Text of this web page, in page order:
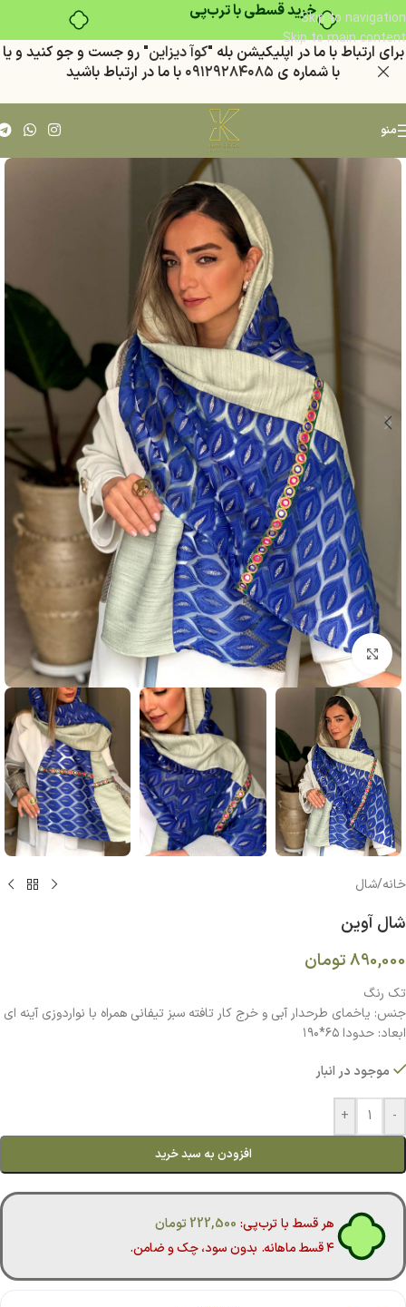
خرید قسطی با ترب‌پیSkip to navigation
Skip to main content
براي ارتباط با ما در اپليكيشن بله "كوآ ديزاين" رو جست و جو كنيد و يا
با شماره ي ٠٩١٢٩٢٨٤٠٨٥ با ما در ارتباط باشيد
منو
بزرگنمایی تصویر
خانه/شال
شال آوين
890,000تومان
تك رنگ
جنس: ياخماي طرحدار آبي و خرج كار تافته سبز تيفاني همراه با نواردوزي آينه اي
ابعاد: حدودا ٦٥*١٩٠
موجود در انبار
-
+
افزودن به سبد خرید
هر قسط با ترب‌پی: 222,500تومان
۴ قسط ماهانه. بدون سود، چک و ضامن.